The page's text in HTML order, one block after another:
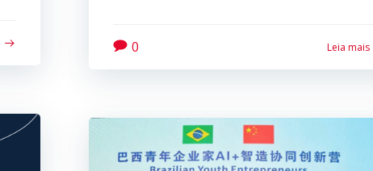
0 Leia mais